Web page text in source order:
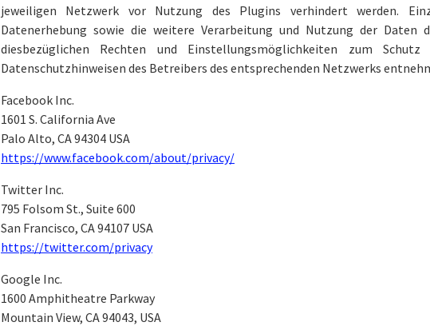
jeweiligen Netzwerk vor Nutzung des Plugins verhindert werden.
Datenerhebung sowie die weitere Verarbeitung und Nutzung der Daten
diesbezüglichen Rechten und Einstellungsmöglichkeiten zum
Datenschutzhinweisen des Betreibers des entsprechenden Netzwerks
Facebook Inc.
1601 S. California Ave
Palo Alto, CA 94304 USA
https://www.facebook.com/about/privacy/
Twitter Inc.
795 Folsom St., Suite 600
San Francisco, CA 94107 USA
https://twitter.com/privacy
Google Inc.
1600 Amphitheatre Parkway
Mountain View, CA 94043, USA